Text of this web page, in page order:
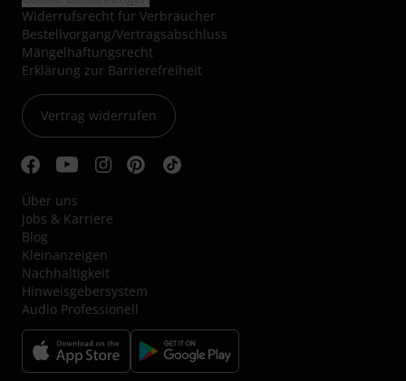
Widerrufsrecht für Verbraucher
Bestellvorgang/Vertragsabschluss
Mängelhaftungsrecht
Erklärung zur Barrierefreiheit
Vertrag widerrufen
Über uns
Jobs & Karriere
Blog
Kleinanzeigen
Nachhaltigkeit
Hinweisgebersystem
Audio Professionell